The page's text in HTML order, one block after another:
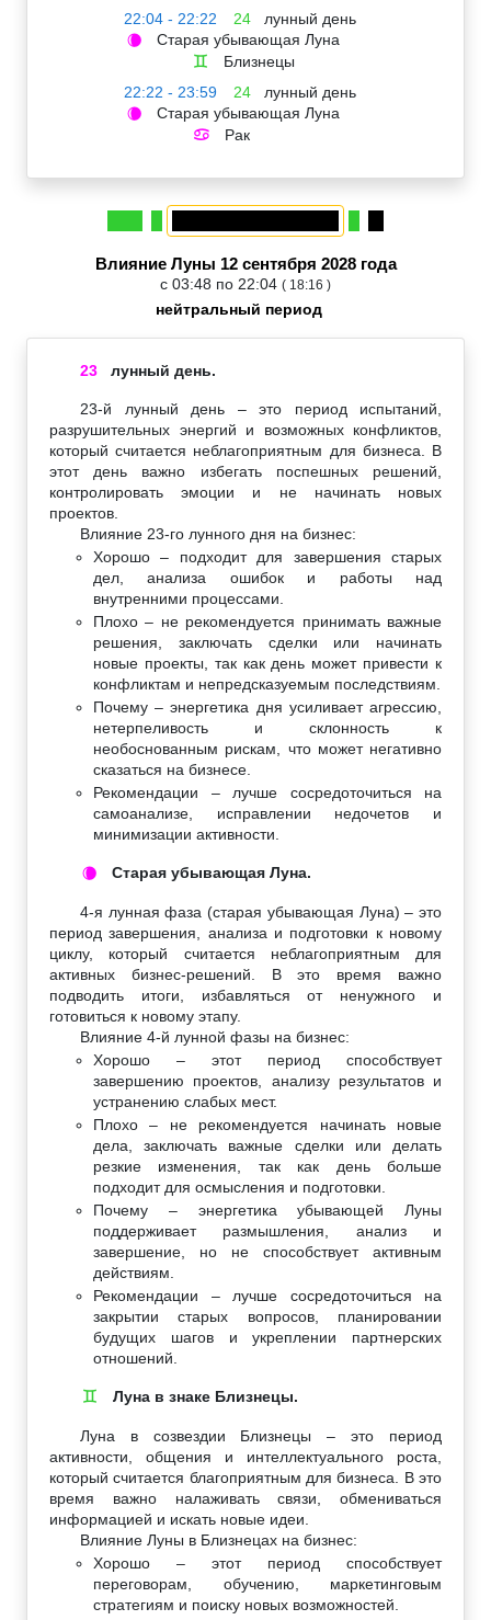
22:04 - 22:22
24 лунный день
🌘 Старая убывающая Луна
♊
Близнецы
22:22 - 23:59
24 лунный день
🌘 Старая убывающая Луна
♋ Рак
Влияние Луны 12 сентября 2028 года
с 03:48 по 22:04 ( 18:16 )
нейтральный период
23 лунный день.
23-й лунный день – это период испытаний,
разрушительных энергий и возможных конфликтов,
который считается неблагоприятным для бизнеса. В
этот день важно избегать поспешных решений,
контролировать эмоции и не начинать новых
проектов.
Влияние 23-го лунного дня на бизнес:
Хорошо – подходит для завершения старых
дел, анализа ошибок и работы над
внутренними процессами.
Плохо – не рекомендуется принимать важные
решения, заключать сделки или начинать
новые проекты, так как день может привести к
конфликтам и непредсказуемым последствиям.
Почему – энергетика дня усиливает агрессию,
нетерпеливость и склонность к
необоснованным рискам, что может негативно
сказаться на бизнесе.
Рекомендации – лучше сосредоточиться на
самоанализе, исправлении недочетов и
минимизации активности.
🌘 Старая убывающая Луна.
4-я лунная фаза (старая убывающая Луна) – это
период завершения, анализа и подготовки к новому
циклу, который считается неблагоприятным для
активных бизнес-решений. В это время важно
подводить итоги, избавляться от ненужного и
готовиться к новому этапу.
Влияние 4-й лунной фазы на бизнес:
Хорошо – этот период способствует
завершению проектов, анализу результатов и
устранению слабых мест.
Плохо – не рекомендуется начинать новые
дела, заключать важные сделки или делать
резкие изменения, так как день больше
подходит для осмысления и подготовки.
Почему – энергетика убывающей Луны
поддерживает размышления, анализ и
завершение, но не способствует активным
действиям.
Рекомендации – лучше сосредоточиться на
закрытии старых вопросов, планировании
будущих шагов и укреплении партнерских
отношений.
♊ Луна в знаке Близнецы.
Луна в созвездии Близнецы – это период
активности, общения и интеллектуального роста,
который считается благоприятным для бизнеса. В это
время важно налаживать связи, обмениваться
информацией и искать новые идеи.
Влияние Луны в Близнецах на бизнес:
Хорошо – этот период способствует
переговорам, обучению, маркетинговым
стратегиям и поиску новых возможностей.